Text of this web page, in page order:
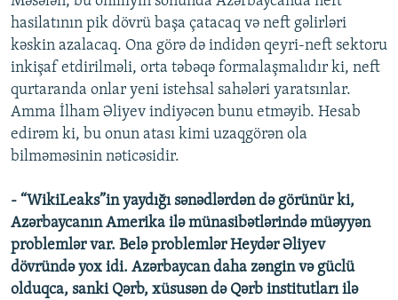
hasilatının pik dövrü başa çatacaq və neft gəlirləri
kəskin azalacaq. Ona görə də indidən qeyri-neft sektoru
inkişaf etdirilməli, orta təbəqə formalaşmalıdır ki, neft
qurtaranda onlar yeni istehsal sahələri yaratsınlar.
Amma İlham Əliyev indiyəcən bunu etməyib. Hesab
edirəm ki, bu onun atası kimi uzaqgörən ola
bilməməsinin nəticəsidir.
- “WikiLeaks”in yaydığı sənədlərdən də görünür ki,
Azərbaycanın Amerika ilə münasibətlərində müəyyən
problemlər var. Belə problemlər Heydər Əliyev
dövründə yox idi. Azərbaycan daha zəngin və güclü
olduqca, sanki Qərb, xüsusən də Qərb institutları ilə